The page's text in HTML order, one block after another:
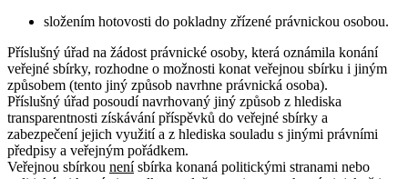
složením hotovosti do pokladny zřízené právnickou osobou.
Příslušný úřad na žádost právnické osoby, která oznámila konání
veřejné sbírky, rozhodne o možnosti konat veřejnou sbírku i jiným
způsobem (tento jiný způsob navrhne právnická osoba).
Příslušný úřad posoudí navrhovaný jiný způsob z hlediska
transparentnosti získávání příspěvků do veřejné sbírky a
zabezpečení jejich využití a z hlediska souladu s jinými právními
předpisy a veřejným pořádkem.
Veřejnou sbírkou nenísbírka konaná politickými stranami nebo